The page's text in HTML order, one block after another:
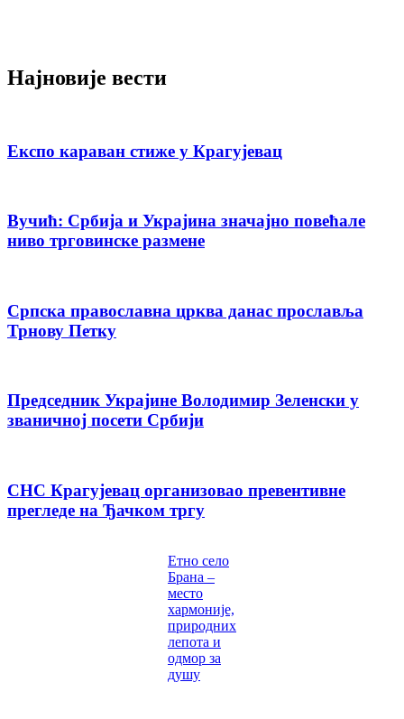
Најновије вести
Експо караван стиже у Крагујевац
Вучић: Србија и Украјина значајно повећале
ниво трговинске размене
Српска православна црква данас прославља
Трнову Петку
Председник Украјине Володимир Зеленски у
званичној посети Србији
СНС Крагујевац организовао превентивне
прегледе на Ђачком тргу
Етно село
Брана –
место
хармоније,
природних
лепота и
одмор за
душу